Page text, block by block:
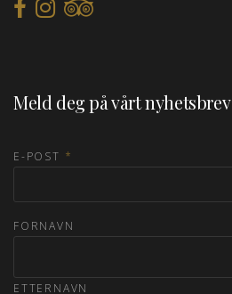
Meld deg på vårt nyhetsbrev
E-POST *
FORNAVN
ETTERNAVN